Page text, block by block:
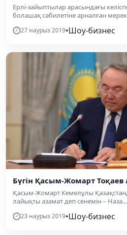
Ерлі-зайыптылар арасындағы
болашақ сәбилетіне арналған
27 наурыз 2019•Шоу-бизнес
Бүгін Қасым-Жомарт
Қасым-Жомарт Кемелұлы
лайықты азамат деп сенемін – Наза...
23 наурыз 2019•Шоу-бизнес